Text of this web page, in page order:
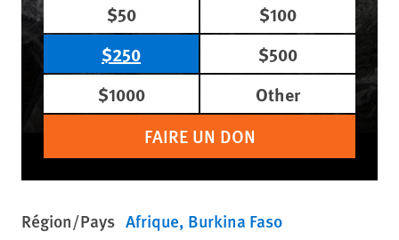
$50
$100
$250
$500
$1000
Other
FAIRE UN DON
Région/Pays Afrique Burkina Faso